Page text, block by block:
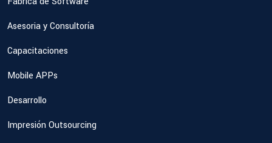
Asesoria y Consultoría
Capacitaciones
Mobile APPs
Desarrollo
Impresión Outsourcing